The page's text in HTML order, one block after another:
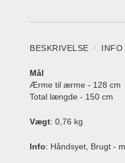
BESKRIVELSE INFO
Mål
Ærme til ærme - 128 cm
Total længde - 150 cm
Vægt: 0,76 kg
Info: Håndsyet, Brugt -